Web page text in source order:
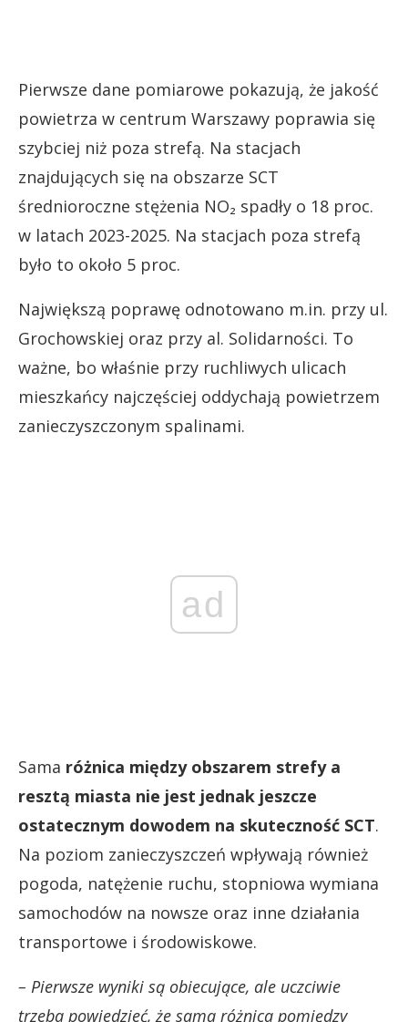
Pierwsze dane pomiarowe pokazują, że jakość
powietrza w centrum Warszawy poprawia się
szybciej niż poza strefą. Na stacjach
znajdujących się na obszarze SCT
średnioroczne stężenia NO₂ spadły o 18 proc.
w latach 2023-2025. Na stacjach poza strefą
było to około 5 proc.
Największą poprawę odnotowano m.in. przy ul.
Grochowskiej oraz przy al. Solidarności. To
ważne, bo właśnie przy ruchliwych ulicach
mieszkańcy najczęściej oddychają powietrzem
zanieczyszczonym spalinami.
ad
Sama różnica między obszarem strefy a
resztą miasta nie jest jednak jeszcze
ostatecznym dowodem na skuteczność SCT.
Na poziom zanieczyszczeń wpływają również
pogoda, natężenie ruchu, stopniowa wymiana
samochodów na nowsze oraz inne działania
transportowe i środowiskowe.
– Pierwsze wyniki są obiecujące, ale uczciwie
trzeba powiedzieć, że sama różnica pomiędzy